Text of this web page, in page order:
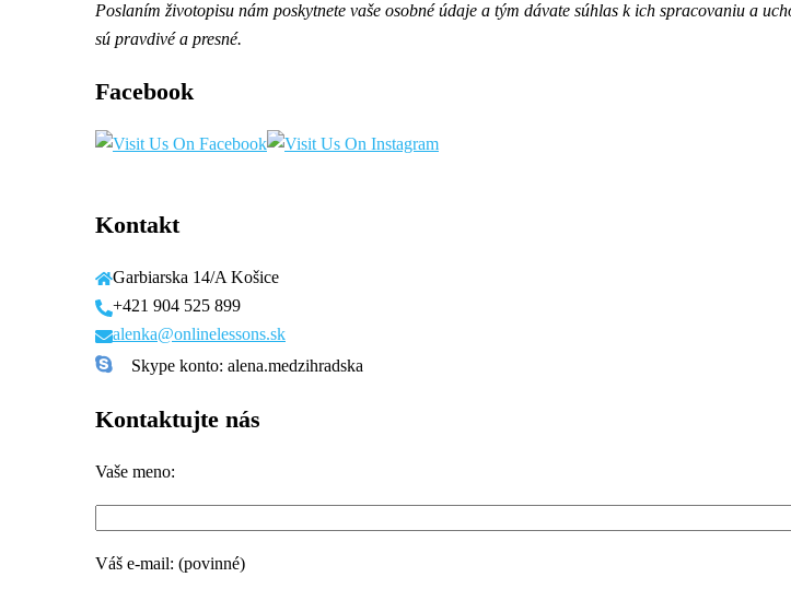
Poslaním životopisu nám poskytnete vaše osobné údaje a tým dávate súhlas k ich spracovaniu a
sú pravdivé a presné.
Facebook
Kontakt
Garbiarska 14/A Košice
+421 904 525 899
alenka@onlinelessons.sk
Skype konto: alena.medzihradska
Kontaktujte nás
Vaše meno:
Váš e-mail: (povinné)